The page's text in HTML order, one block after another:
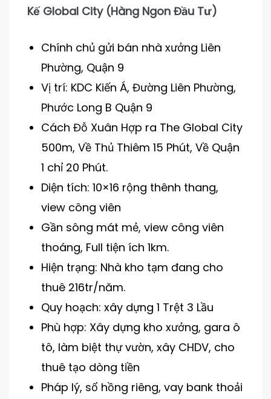
Kế Global City (Hàng Ngon Đầu Tư)
Chính chủ gửi bán nhà xưởng Liên
Phường, Quận 9
Vị trí: KDC Kiến Á, Đường Liên Phường,
Phước Long B Quận 9
Cách Đỗ Xuân Hợp ra The Global City
500m, Về Thủ Thiêm 15 Phút, Về Quận
1 chỉ 20 Phút.
Diện tích: 10×16 rộng thênh thang,
view công viên
Gần sông mát mẻ, view công viên
thoáng, Full tiện ích 1km.
Hiện trạng: Nhà kho tạm đang cho
thuê 216tr/năm.
Quy hoạch: xây dựng 1 Trệt 3 Lầu
Phù hợp: Xây dựng kho xưởng, gara ô
tô, làm biệt thự vườn, xây CHDV, cho
thuê tạo dòng tiền
Pháp lý, sổ hồng riêng, vay bank thoải